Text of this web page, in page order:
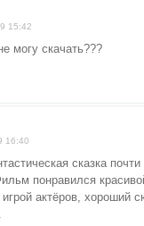
15:42
могу скачать???
16:40
сказка
понравился
игрой актёров, хороший